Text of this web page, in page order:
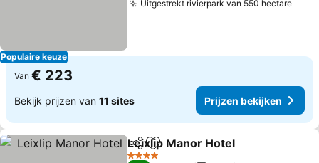
Populaire keuze
Uitgestrekt rivierpark van 550 hectare
Van € 223
Bekijk prijzen van 11 sites Prijzen bekijken
DelenToevoegen aan favorieten
Leixlip Manor Hotel
4 Sterren